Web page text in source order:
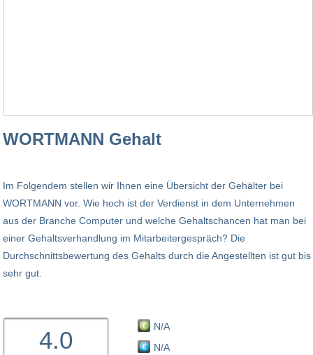
WORTMANN Gehalt
Im Folgendem stellen wir Ihnen eine Übersicht der Gehälter bei
WORTMANN vor. Wie hoch ist der Verdienst in dem Unternehmen
aus der Branche Computer und welche Gehaltschancen hat man bei
einer Gehaltsverhandlung im Mitarbeitergespräch? Die
Durchschnittsbewertung des Gehalts durch die Angestellten ist gut bis
sehr gut.
4.0
N/A
N/A